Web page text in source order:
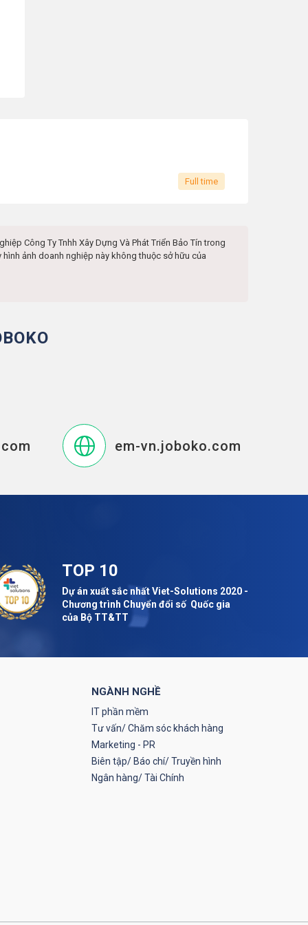
Full time
Công Ty Tnhh Xây Dựng Và Phát Triển Bảo Tín trong
ảnh doanh nghiệp này không thuộc sở hữu của
em-vn.joboko.com
TOP 10
Dự án xuất sắc nhất Viet-Solutions 2020 -
Chương trình Chuyển đổi số Quốc gia
của Bộ TT&TT
NGÀNH NGHỀ
IT phần mềm
Tư vấn/ Chăm sóc khách hàng
Marketing - PR
Biên tập/ Báo chí/ Truyền hình
Ngân hàng/ Tài Chính